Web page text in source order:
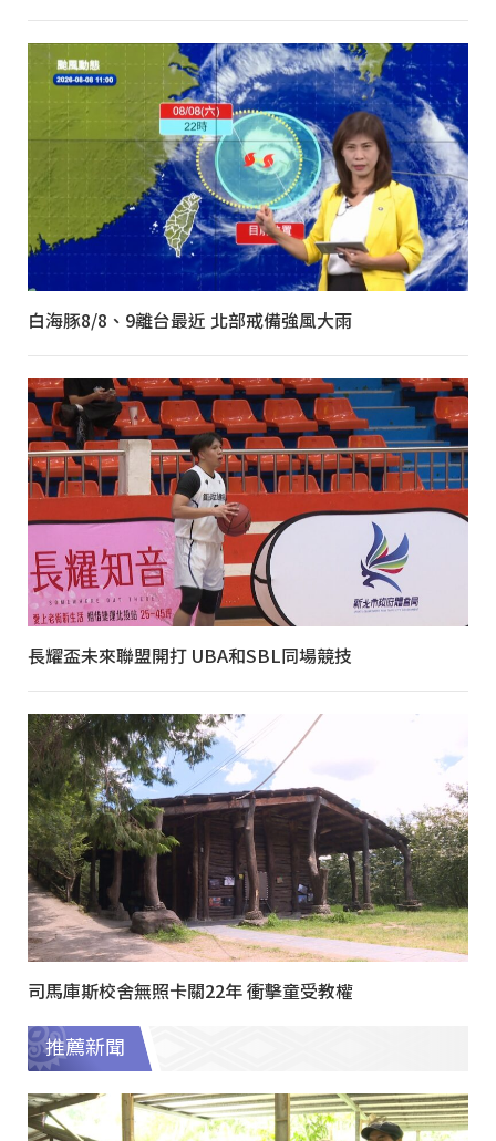
白海豚8/8、9離台最近 北部戒備強風大雨
長耀盃未來聯盟開打 UBA和SBL同場競技
司馬庫斯校舍無照卡關22年 衝擊童受教權
推薦新聞